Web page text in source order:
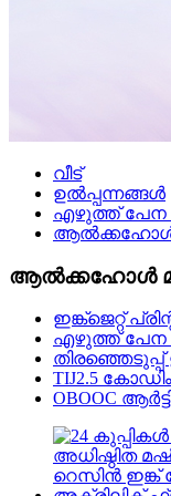
വീട്
ഉൽപ്പന്നങ്ങൾ
എഴുത്ത് പേന
ആൽക്കഹോൾ
ആൽക്കഹോൾ
ഇങ്ക്ജെറ്റ്
എഴുത്ത് പേന
തിരഞ്ഞെടുപ്പ്
TIJ2.5
OBOOC